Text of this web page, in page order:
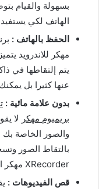
بسهولة والقيام
الهاتف لكي يستفيد
الحفظ بالهاتف :
مهكر للاندرويد
يتم إلتقاطها في
عنها كثيرا بل
بدون علامة مائية :
بريميوم مهكر لا
والصور الخاصة بك
بالتقاط الصور
XRecorder مهكر النسخة المدفوعة.
قص الفيديوهات :